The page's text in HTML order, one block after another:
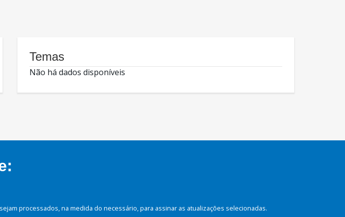
Temas
Não há dados disponíveis
processados, na medida do necessário, para assinar as atualizações selecionadas.